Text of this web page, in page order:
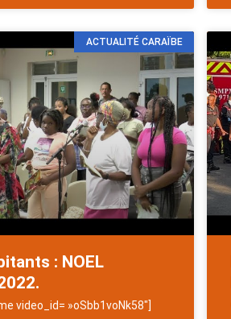
ACTUALITÉ CARAÏBE
: NOEL
video_id= »oSbb1voNk58″]